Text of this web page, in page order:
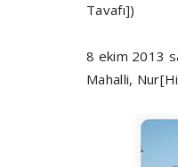
Tavafı])
8 ekim 2013
Mahalli,